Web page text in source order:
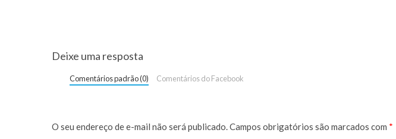
Deixe uma resposta
Comentários padrão (0) Comentários do Facebook
O seu endereço de e-mail não será publicado.Campos obrigatórios são marcados com *